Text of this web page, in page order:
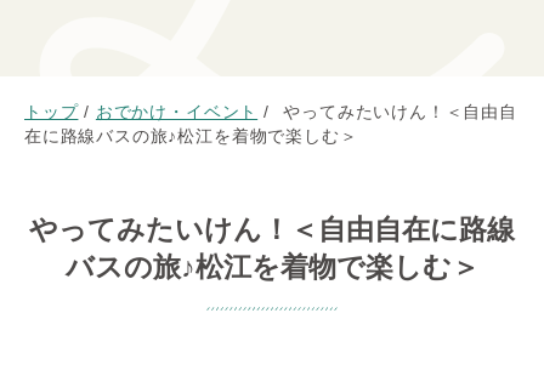
トップ / おでかけ・イベント /
やってみたいけん！＜自由自
在に路線バスの旅♪松江を着物で楽しむ＞
やってみたいけん！＜自由自在に路線
バスの旅♪松江を着物で楽しむ＞